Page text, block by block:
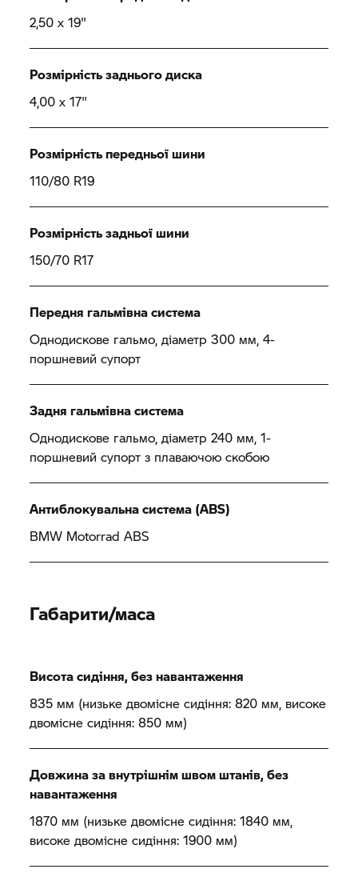
2,50 x 19"
Розмірність заднього диска
4,00 x 17"
Розмірність передньої шини
110/80 R19
Розмірність задньої шини
150/70 R17
Передня гальмівна система
Однодискове гальмо, діаметр 300 мм, 4-
поршневий супорт
Задня гальмівна система
Однодискове гальмо, діаметр 240 мм, 1-
поршневий супорт з плаваючою скобою
Антиблокувальна система (ABS)
BMW Motorrad ABS
Габарити/маса
Висота сидіння, без навантаження
835 мм (низьке двомісне сидіння: 820 мм, високе
двомісне сидіння: 850 мм)
Довжина за внутрішнім швом штанів, без
навантаження
1870 мм (низьке двомісне сидіння: 1840 мм,
високе двомісне сидіння: 1900 мм)